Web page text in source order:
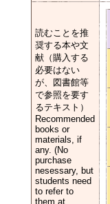
読むことを推
奨する本や文
献（購入する
必要はない
が、図書館等
で参照を要す
るテキスト）
Recommended
books or
materials, if
any. (No
purchase
nesessary, but
students need
to refer to
them at